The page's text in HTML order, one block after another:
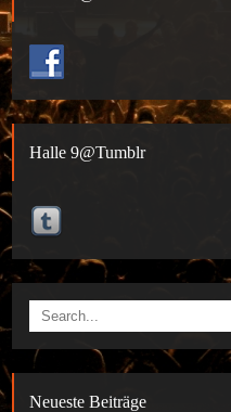
Halle 9@Tumblr
Neueste Beiträge